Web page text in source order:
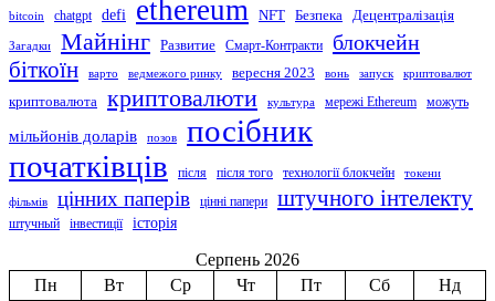
bitcoin chatgpt defi ethereum NFT Безпека Децентралізація
Загадки Майнінг Развитие Смарт-Контракти блокчейн
біткоїн варто ведмежого ринку вересня 2023 вонь запуск криптовалют
криптовалюта криптовалюти культура мережі Ethereum можуть
мільйонів доларів позов посібник
початківців після після того технології блокчейн токени
фільмів цінних паперів цінні папери штучного інтелекту
штучный інвестиції історія
Серпень 2026
Пн
Вт Ср Чт Пт Сб
Нд